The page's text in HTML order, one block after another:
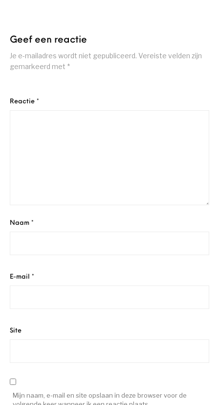
Geef een reactie
Je e-mailadres wordt niet gepubliceerd. Vereiste velden zijn
gemarkeerd met *
Reactie *
Naam *
E-mail *
Site
Mijn naam, e-mail en site opslaan in deze browser voor de